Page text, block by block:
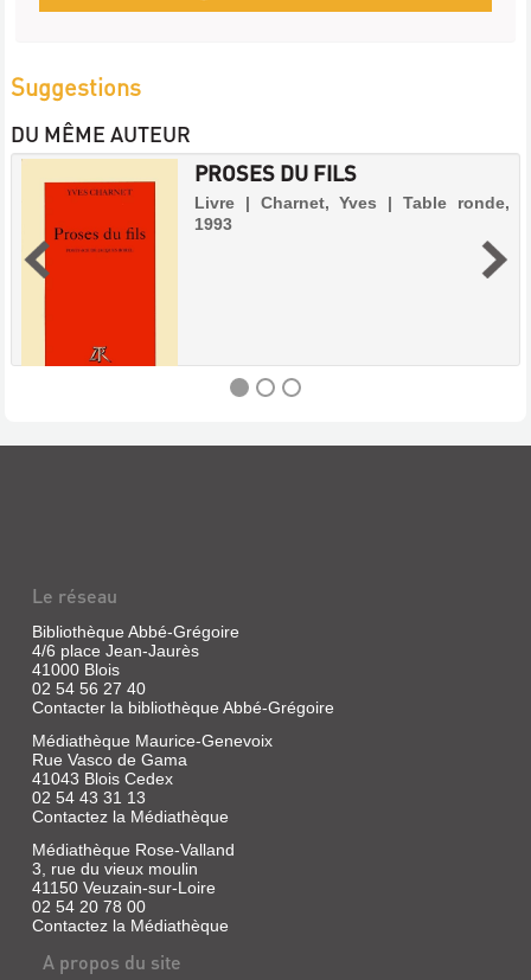
Suggestions
DU MÊME AUTEUR
PROSES DU FILS
Livre | Charnet, Yves | Table ronde,
1993
Charnet,
Table
ronde,
1993
RIEN,
LA
VIE
Livre
Charnet,
Le réseau
Bibliothèque Abbé-Grégoire
4/6 place Jean-Jaurès
41000 Blois
02 54 56 27 40
Contacter la bibliothèque Abbé-Grégoire
Médiathèque Maurice-Genevoix
Rue Vasco de Gama
41043 Blois Cedex
02 54 43 31 13
Contactez la Médiathèque
Médiathèque Rose-Valland
3, rue du vieux moulin
41150 Veuzain-sur-Loire
02 54 20 78 00
Contactez la Médiathèque
A propos du site